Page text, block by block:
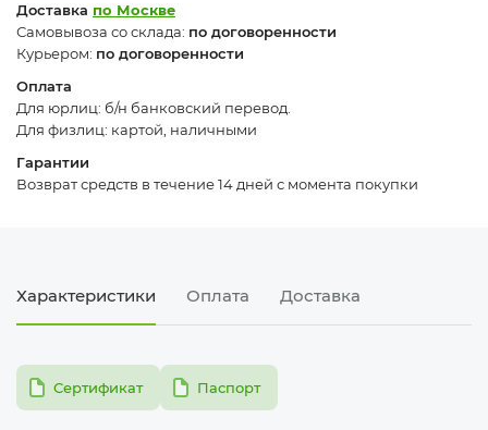
Доставка по Москве
Самовывоза со склада: по договоренности
Курьером: по договоренности
Оплата
Для юрлиц: б/н банковский перевод.
Для физлиц: картой, наличными
Гарантии
Возврат средств в течение 14 дней с момента покупки
Характеристики Оплата Доставка
pdfСертификат pdfПаспорт